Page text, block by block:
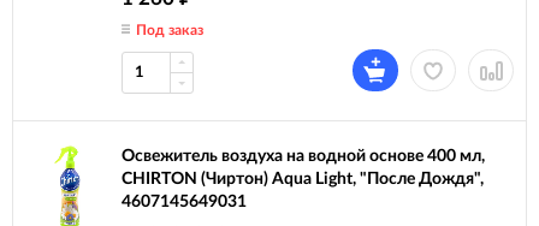
Под заказ
Освежитель воздуха на водной основе 400 мл,
CHIRTON (Чиртон) Aqua Light, "После Дождя",
4607145649031